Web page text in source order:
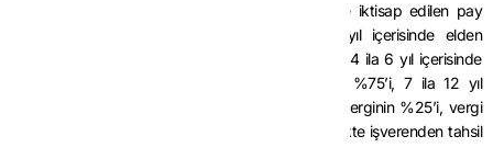
Şu kadar ki hizmet erbabı tarafından bu şekilde iktisap edilen pay
senetlerinin; iktisap tarihinden itibaren 3 tam yıl içerisinde elden
çıkarılması halinde istisna edilen verginin tamamı, 4 ila 6 yıl içerisinde
elden çıkarılması halinde istisna edilen verginin %75’i, 7 ila 12 yıl
içerisinde elden çıkarılması halinde istisna edilen verginin %25’i, vergi
ziyaı cezası uygulanmaksızın gecikme faizi ile birlikte işverenden tahsil